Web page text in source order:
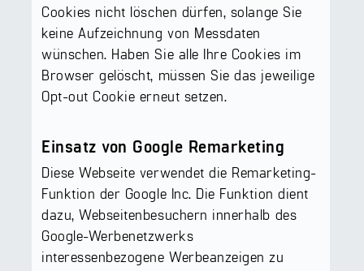
Cookies nicht löschen dürfen, solange Sie
keine Aufzeichnung von Messdaten
wünschen. Haben Sie alle Ihre Cookies im
Browser gelöscht, müssen Sie das jeweilige
Opt-out Cookie erneut setzen.
Einsatz von Google Remarketing
Diese Webseite verwendet die Remarketing-
Funktion der Google Inc. Die Funktion dient
dazu, Webseitenbesuchern innerhalb des
Google-Werbenetzwerks
interessenbezogene Werbeanzeigen zu